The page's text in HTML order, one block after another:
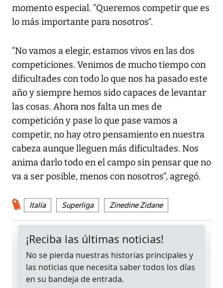
momento especial. “Queremos competir que es
lo más importante para nosotros”.
“No vamos a elegir, estamos vivos en las dos
competiciones. Venimos de mucho tiempo con
dificultades con todo lo que nos ha pasado este
año y siempre hemos sido capaces de levantar
las cosas. Ahora nos falta un mes de
competición y pase lo que pase vamos a
competir, no hay otro pensamiento en nuestra
cabeza aunque lleguen más dificultades. Nos
anima darlo todo en el campo sin pensar que no
va a ser posible, menos con nosotros”, agregó.
Italia Superliga Zinedine Zidane